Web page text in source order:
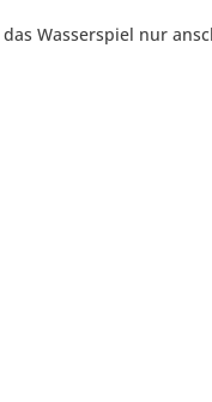
Wasserspiel nur